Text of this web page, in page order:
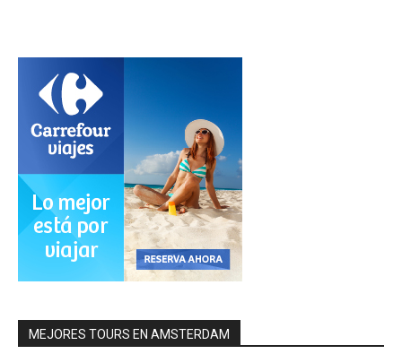
MEJORES TOURS EN AMSTERDAM